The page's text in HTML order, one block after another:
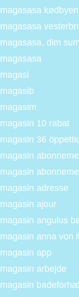
magasasa kødbyen
magasasa
magasasa, dim
magasasa
magasi
magasib
magasim
magasin 10 rabat
magasin 36
magasin
magasin
magasin adresse
magasin ajour
magasin angulus
magasin anna von
magasin app
magasin arbejde
magasin